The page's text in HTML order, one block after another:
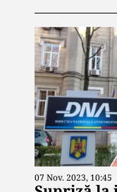
07 Nov. 2023, 10:45